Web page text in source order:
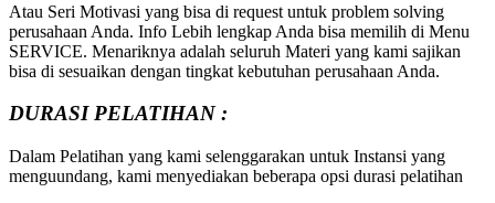
Atau Seri Motivasi yang bisa di request untuk problem solving
perusahaan Anda. Info Lebih lengkap Anda bisa memilih di Menu
SERVICE. Menariknya adalah seluruh Materi yang kami sajikan
bisa di sesuaikan dengan tingkat kebutuhan perusahaan Anda.
DURASI PELATIHAN :
Dalam Pelatihan yang kami selenggarakan untuk Instansi yang
menguundang, kami menyediakan beberapa opsi durasi pelatihan